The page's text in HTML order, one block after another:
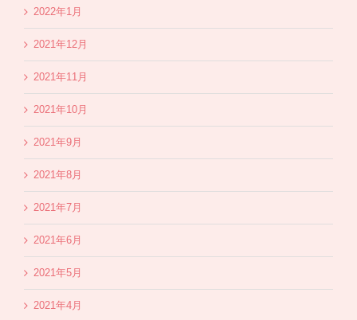
2022年1月
2021年12月
2021年11月
2021年10月
2021年9月
2021年8月
2021年7月
2021年6月
2021年5月
2021年4月